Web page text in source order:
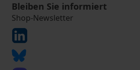
Bleiben Sie informiert
Shop-Newsletter